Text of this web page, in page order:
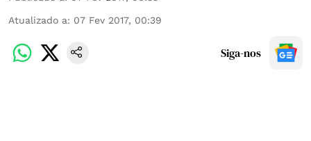
Atualizado a: 07 Fev 2017, 00:39
Siga-nos